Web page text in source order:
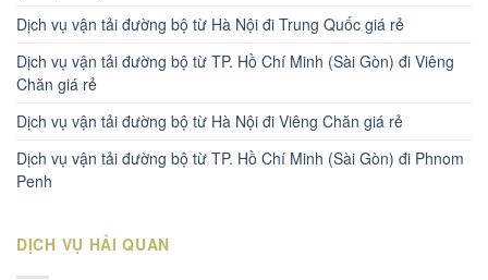
Dịch vụ vận tải đường bộ từ Hà Nội đi Trung Quốc giá rẻ
Dịch vụ vận tải đường bộ từ TP. Hồ Chí Minh (Sài Gòn) đi Viêng
Chăn giá rẻ
Dịch vụ vận tải đường bộ từ Hà Nội đi Viêng Chăn giá rẻ
Dịch vụ vận tải đường bộ từ TP. Hồ Chí Minh (Sài Gòn) đi Phnom
Penh
DỊCH VỤ HẢI QUAN